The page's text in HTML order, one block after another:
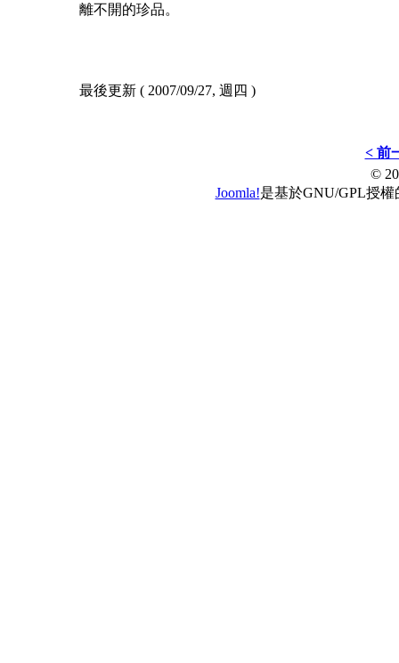
離不開的珍品。
最後更新 ( 2007/09/27, 週四 )
< 前
©
Joomla!是基於GNU/GPL授